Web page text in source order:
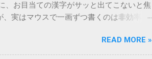
、お目当ての漢字がサッと出てこないと焦
実はマウスで一画ずつ書くのは非効率で
力」のテクニックを詳しく解説します。
せん。 1. なぜ「変換」しても旧字・外字
READ MORE »